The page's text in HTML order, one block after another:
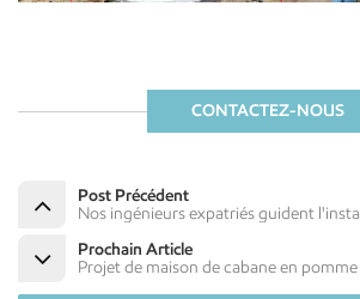
CONTACTEZ-NOUS
Post Précédent
Nos ingénieurs expatriés guident
Prochain Article
Projet de maison de cabane en